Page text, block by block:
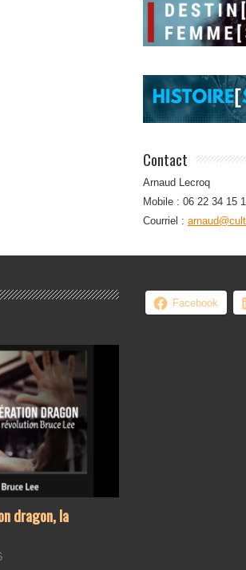
Contact
Arnaud Lecroq
Mobile : 06 22 34 15
Courriel :
dragon, la
Facebook